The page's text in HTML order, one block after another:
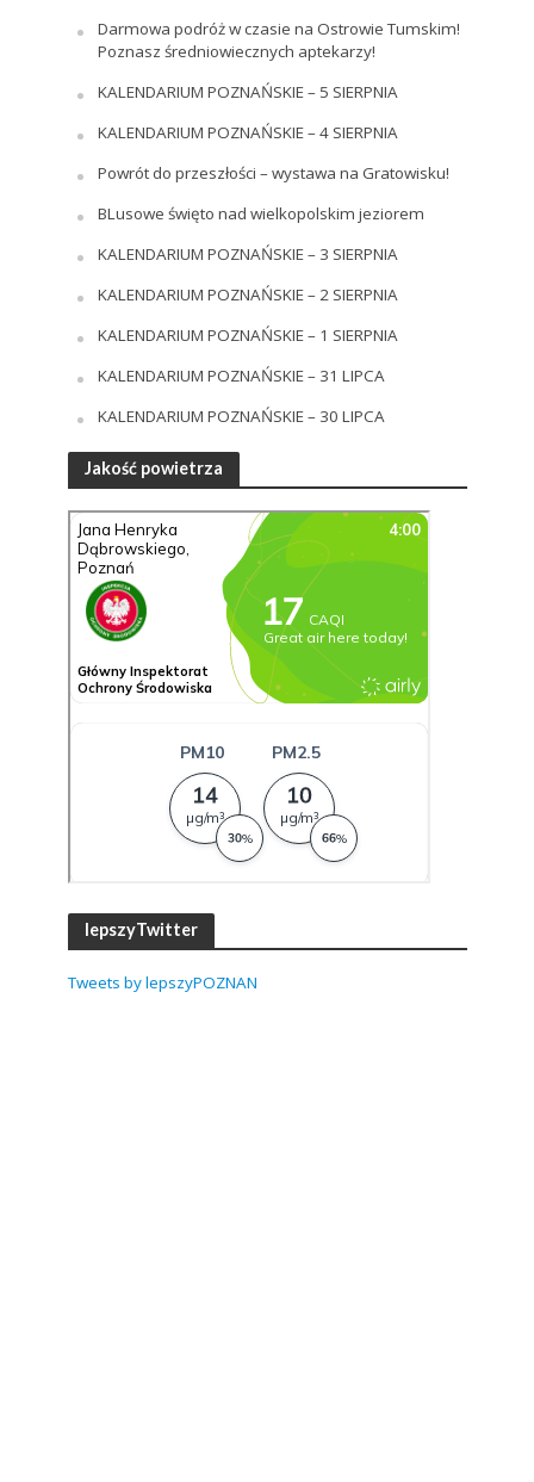
Darmowa podróż w czasie na Ostrowie Tumskim!
Poznasz średniowiecznych aptekarzy!
KALENDARIUM POZNAŃSKIE – 5 SIERPNIA
KALENDARIUM POZNAŃSKIE – 4 SIERPNIA
Powrót do przeszłości – wystawa na Gratowisku!
BLusowe święto nad wielkopolskim jeziorem
KALENDARIUM POZNAŃSKIE – 3 SIERPNIA
KALENDARIUM POZNAŃSKIE – 2 SIERPNIA
KALENDARIUM POZNAŃSKIE – 1 SIERPNIA
KALENDARIUM POZNAŃSKIE – 31 LIPCA
KALENDARIUM POZNAŃSKIE – 30 LIPCA
Jakość powietrza
lepszyTwitter
Tweets by lepszyPOZNAN